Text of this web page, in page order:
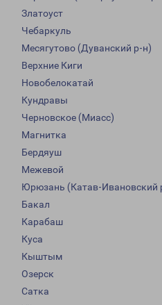
Златоуст
Чебаркуль
Месягутово (Дуванский р-н)
Верхние Киги
Новобелокатай
Кундравы
Черновское (Миасс)
Магнитка
Бердяуш
Межевой
Юрюзань (Катав-Ивановский
Бакал
Карабаш
Куса
Кыштым
Озерск
Сатка